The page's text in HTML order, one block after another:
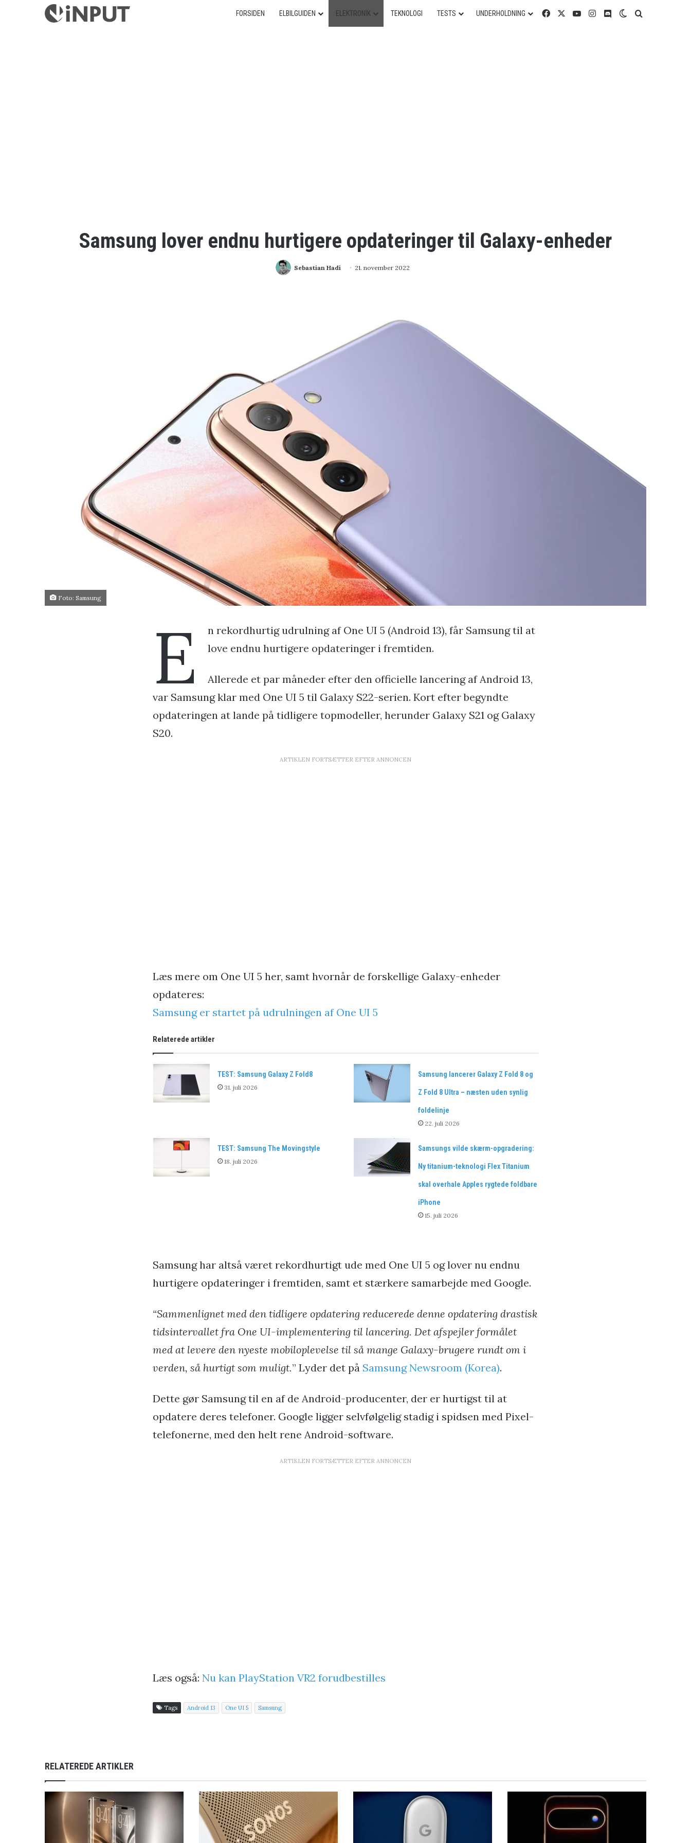
FORSIDEN ELBILGUIDEN ELEKTRONIK TEKNOLOGI TESTS UNDERHOLDNING FacebookYouTubeInstagram
DiscordSwitch skin
Samsung lover endnu hurtigere opdateringer til Galaxy-enheder
Sebastian Hadi 21. november 2022
Foto: Samsung
E
n rekordhurtig udrulning af One UI 5 (Android 13), får Samsung til at
love endnu hurtigere opdateringer i fremtiden.
Allerede et par måneder efter den officielle lancering af Android 13,
var Samsung klar med One UI 5 til Galaxy S22-serien. Kort efter begyndte
opdateringen at lande på tidligere topmodeller, herunder Galaxy S21 og Galaxy
S20.
ARTIKLEN FORTSÆTTER EFTER ANNONCEN
Læs mere om One UI 5 her, samt hvornår de forskellige Galaxy-enheder
opdateres:
Samsung er startet på udrulningen af One UI 5
Relaterede artikler
TEST: Samsung Galaxy Z Fold8
31. juli 2026
Samsung lancerer Galaxy Z Fold 8 og
Z Fold 8 Ultra – næsten uden synlig
foldelinje
22. juli 2026
TEST: Samsung The Movingstyle
18. juli 2026
Samsungs vilde skærm-opgradering:
Ny titanium-teknologi Flex Titanium
skal overhale Apples rygtede foldbare
iPhone
15. juli 2026
Samsung har altså været rekordhurtigt ude med One UI 5 og lover nu endnu
hurtigere opdateringer i fremtiden, samt et stærkere samarbejde med Google.
“Sammenlignet med den tidligere opdatering reducerede denne opdatering drastisk
tidsintervallet fra One UI-implementering til lancering. Det afspejler formålet
med at levere den nyeste mobiloplevelse til så mange Galaxy-brugere rundt om i
verden, så hurtigt som muligt.” Lyder det på Samsung Newsroom (Korea).
Dette gør Samsung til en af de Android-producenter, der er hurtigst til at
opdatere deres telefoner. Google ligger selvfølgelig stadig i spidsen med Pixel-
telefonerne, med den helt rene Android-software.
ARTIKLEN FORTSÆTTER EFTER ANNONCEN
Læs også: Nu kan PlayStation VR2 forudbestilles
Tags Android 13 One UI 5 Samsung
RELATEREDE ARTIKLER